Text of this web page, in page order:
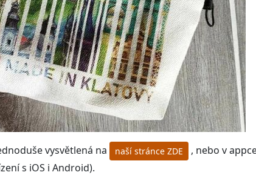
vysvětlená na naší stránce ZDE
, nebo v
s iOS i Android).